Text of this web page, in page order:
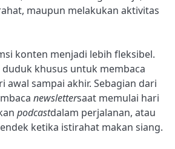
maupun melakukan aktivitas
konten menjadi lebih fleksibel.
khusus untuk membaca
awal sampai akhir. Sebagian dari
newslettersaat memulai hari
podcastdalam perjalanan, atau
ketika istirahat makan siang.